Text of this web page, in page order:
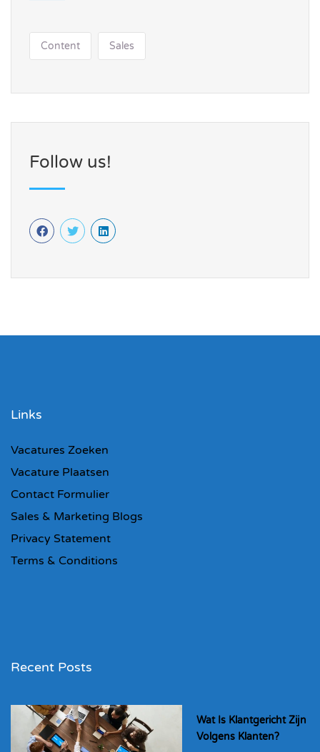
Content Sales
Follow us!
Links
Vacatures Zoeken
Vacature Plaatsen
Contact Formulier
Sales & Marketing Blogs
Privacy Statement
Terms & Conditions
Recent Posts
Wat Is Klantgericht Zijn
Volgens Klanten?